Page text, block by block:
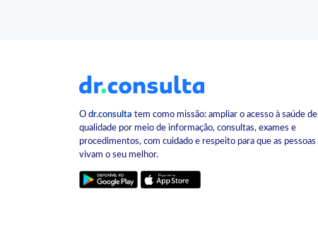
O dr.consulta tem como missão: ampliar o acesso à saúde de
qualidade por meio de informação, consultas, exames e
procedimentos, com cuidado e respeito para que as pessoas
vivam o seu melhor.